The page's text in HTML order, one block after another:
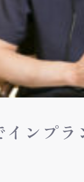
ンプラ